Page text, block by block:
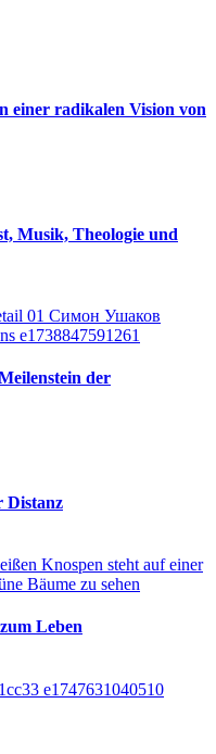
einer radikalen Vision von
Musik, Theologie und
der
Distanz
Leben